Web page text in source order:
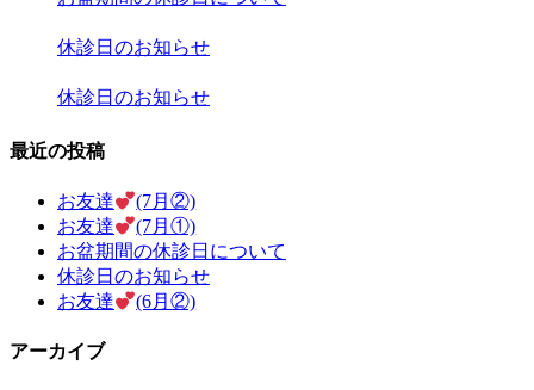
休診日のお知らせ
休診日のお知らせ
最近の投稿
お友達
(7月②)
お友達
(7月①)
お盆期間の休診日について
休診日のお知らせ
お友達
(6月②)
アーカイブ